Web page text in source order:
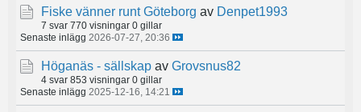
Fiske vänner runt Göteborg av Denpet1993
7 svar 770 visningar 0 gillar
Senaste inlägg 2026-07-27, 20:36
Höganäs - sällskap av Grovsnus82
4 svar 853 visningar 0 gillar
Senaste inlägg 2025-12-16, 14:21